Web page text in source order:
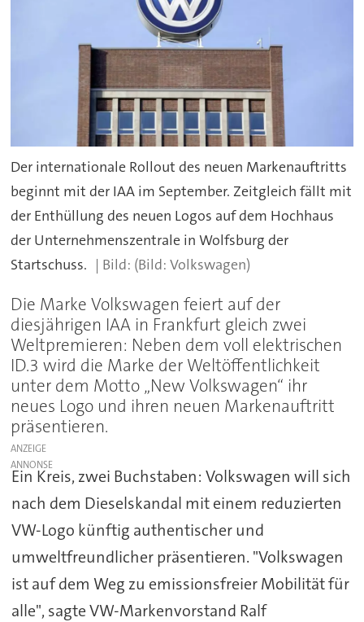
Der internationale Rollout des neuen Markenauftritts
beginnt mit der IAA im September. Zeitgleich fällt mit
der Enthüllung des neuen Logos auf dem Hochhaus
der Unternehmenszentrale in Wolfsburg der
Startschuss.
(Bild: Volkswagen)
Die Marke Volkswagen feiert auf der
diesjährigen IAA in Frankfurt gleich zwei
Weltpremieren: Neben dem voll elektrischen
ID.3 wird die Marke der Weltöffentlichkeit
unter dem Motto „New Volkswagen“ ihr
neues Logo und ihren neuen Markenauftritt
präsentieren.
ANZEIGE
Ein Kreis, zwei Buchstaben: Volkswagen will sich
nach dem Dieselskandal mit einem reduzierten
VW-Logo künftig authentischer und
umweltfreundlicher präsentieren. "Volkswagen
ist auf dem Weg zu emissionsfreier Mobilität für
alle", sagte VW-Markenvorstand Ralf